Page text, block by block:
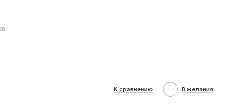
К сравнению В желания